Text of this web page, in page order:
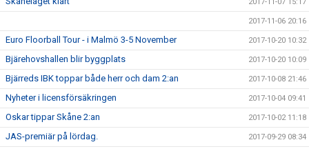
2017-11-06 20:16
Euro Floorball Tour - i Malmö 3-5 November 2017-10-20 10:32
Bjärehovshallen blir byggplats 2017-10-20 10:09
Bjärreds IBK toppar både herr och dam 2:an 2017-10-08 21:46
Nyheter i licensförsäkringen 2017-10-04 09:41
Oskar tippar Skåne 2:an 2017-10-02 11:18
JAS-premiär på lördag. 2017-09-29 08:34